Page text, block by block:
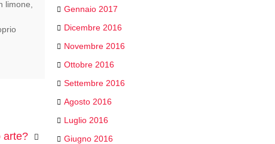
limone,
arte?
Gennaio 2017
Dicembre 2016
Novembre 2016
Ottobre 2016
Settembre 2016
Agosto 2016
Luglio 2016
Giugno 2016